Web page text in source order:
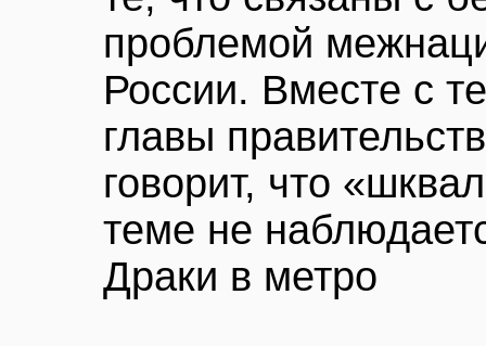
проблемой
России. Вместе с
главы
говорит, что
теме не
Драки в метро